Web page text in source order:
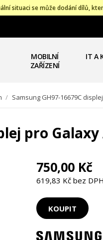
situaci se může dodání dílů,
MOBILNÍ
ZAŘÍZENÍ
IT A
/ Samsung GH97-16679C
pro Galaxy
750,00 Kč
619,83 Kč bez DPH